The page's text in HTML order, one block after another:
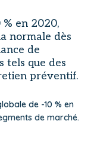
en 2020,
normale dès
de
tels que des
préventif.
de -10 % en
de marché.